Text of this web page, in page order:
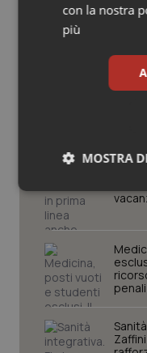
Tumore
Tumori del
Vaccini
Lavoro e
le
con la nostra
più
MOSTRA
Necessari
Necessari
I cookie
sito web